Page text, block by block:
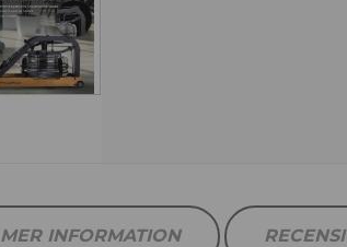
MER INFORMATION